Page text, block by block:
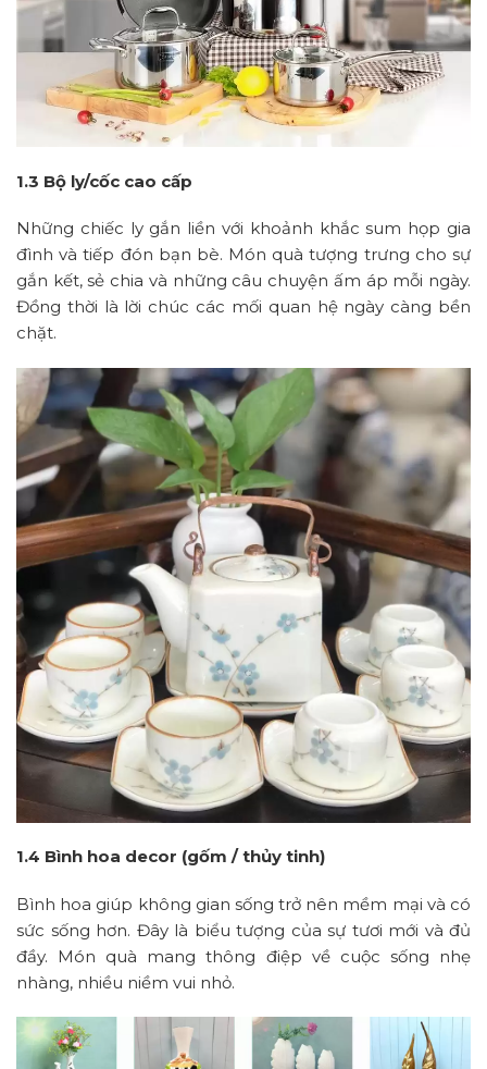
1.3 Bộ ly/cốc cao cấp
Những chiếc ly gắn liền với khoảnh khắc sum họp gia
đình và tiếp đón bạn bè. Món quà tượng trưng cho sự
gắn kết, sẻ chia và những câu chuyện ấm áp mỗi ngày.
Đồng thời là lời chúc các mối quan hệ ngày càng bền
chặt.
1.4 Bình hoa decor (gốm / thủy tinh)
Bình hoa giúp không gian sống trở nên mềm mại và có
sức sống hơn. Đây là biểu tượng của sự tươi mới và đủ
đầy. Món quà mang thông điệp về cuộc sống nhẹ
nhàng, nhiều niềm vui nhỏ.